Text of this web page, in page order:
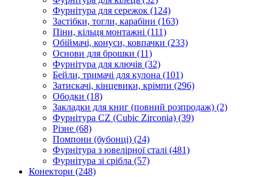
Фурнітура для сережок (124)
Застібки, тогли, карабіни (163)
Піни, кільця монтажні (111)
Обіймачі, конуси, ковпачки (233)
Основи для брошки (11)
Фурнітура для ключів (32)
Бейли, тримачі для кулона (101)
Затискачі, кінцевики, крімпи (296)
Ободки (18)
Закладки для книг (повний розпродаж) (2)
Фурнітура CZ (Cubic Zirconia) (39)
Різне (68)
Помпони (бубонці) (24)
Фурнітура з ювелірної сталі (481)
Фурнітура зі срібла (57)
Конектори (248)